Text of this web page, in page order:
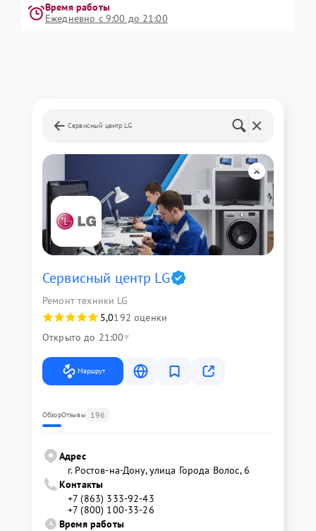
Время работы
Ежедневно с 9:00 до 21:00
Сервисный центр LG
Сервисный центр LG
Ремонт техники LG
5,0192 оценки
Открыто до 21:00
Маршрут
ОбзорОтзывы 196
Адрес
г. Ростов-на-Дону, улица Города Волос, 6
Контакты
+7 (863) 333-92-43
+7 (800) 100-33-26
Время работы